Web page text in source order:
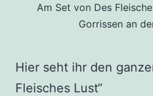
Am Set von Des
Gorrissen an
Hier seht ihr den
Fleisches Lust“